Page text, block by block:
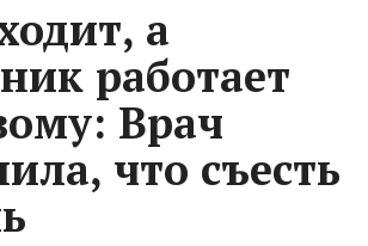
а
работает
Врач
что съесть